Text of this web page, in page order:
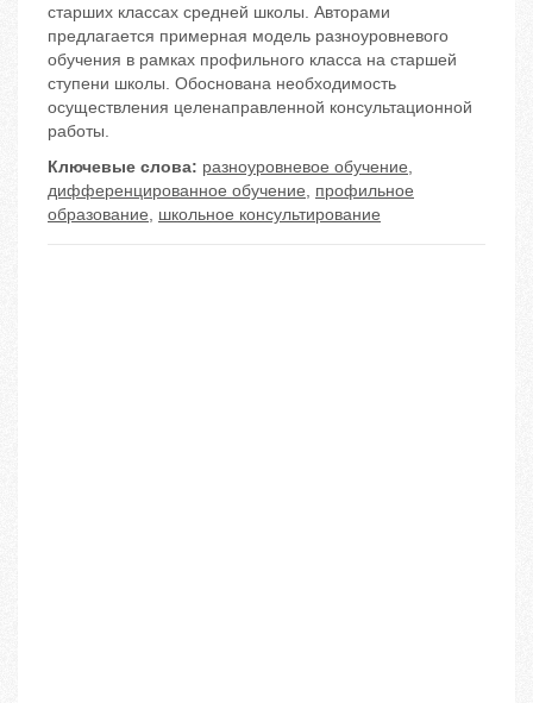
старших классах средней школы. Авторами
предлагается примерная модель разноуровневого
обучения в рамках профильного класса на старшей
ступени школы. Обоснована необходимость
осуществления целенаправленной консультационной
работы.
Ключевые слова: разноуровневое обучение,
дифференцированное обучение, профильное
образование, школьное консультирование